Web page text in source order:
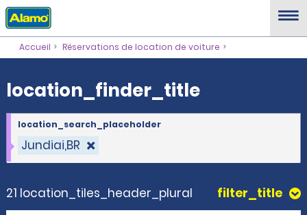
location_finder_title
Accueil Réservations de location de voiture
location_finder_title
Jundiai,BR
location_search_placeholder
21 location_tiles_header_plural filter_title